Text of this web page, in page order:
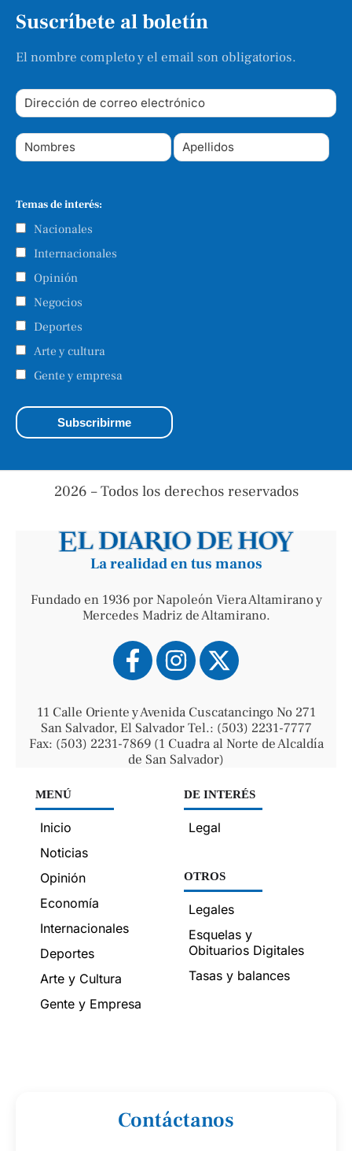
Suscríbete al boletín
El nombre completo y el email son obligatorios.
Temas de interés:
Nacionales
Internacionales
Opinión
Negocios
Deportes
Arte y cultura
Gente y empresa
2026 – Todos los derechos reservados
La realidad en tus manos
Fundado en 1936 por Napoleón Viera Altamirano y
Mercedes Madriz de Altamirano.
11 Calle Oriente y Avenida Cuscatancingo No 271
San Salvador, El Salvador Tel.: (503) 2231-7777
Fax: (503) 2231-7869 (1 Cuadra al Norte de Alcaldía
de San Salvador)
MENÚ
Inicio
Noticias
Opinión
Economía
Internacionales
Deportes
Arte y Cultura
Gente y Empresa
DE INTERÉS
Legal
OTROS
Legales
Esquelas y
Obituarios Digitales
Tasas y balances
Contáctanos